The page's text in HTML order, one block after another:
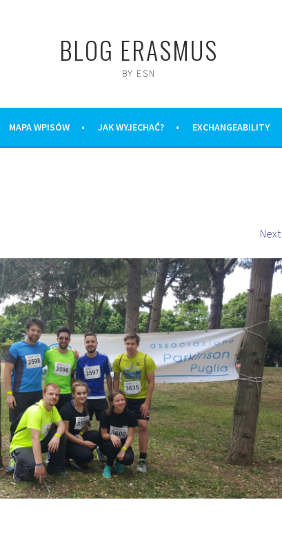
BLOG ERASMUS
BY ESN
MAPA WPISÓW JAK WYJECHAĆ? EXCHANGEABILITY
Next